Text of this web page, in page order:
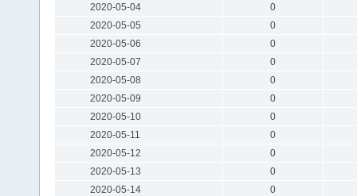
2020-05-04
0
2020-05-05
0
2020-05-06
0
2020-05-07
0
2020-05-08
0
2020-05-09
0
2020-05-10
0
2020-05-11
0
2020-05-12
0
2020-05-13
0
2020-05-14
0